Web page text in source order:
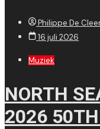
Philippe De
16 juli 2026
Muziek
NORTH
2026